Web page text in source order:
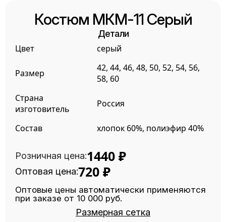
Костюм МКМ-11 Серый
Детали
Цвет серый
Размер
42, 44, 46, 48, 50, 52, 54, 56,
58, 60
Страна
изготовитель
Россия
Состав хлопок 60%, полиэфир 40%
Розничная цена:1440 ₽
Оптовая цена:720 ₽
Оптовые цены автоматически применяются
при заказе от 10 000 руб.
Размерная сетка